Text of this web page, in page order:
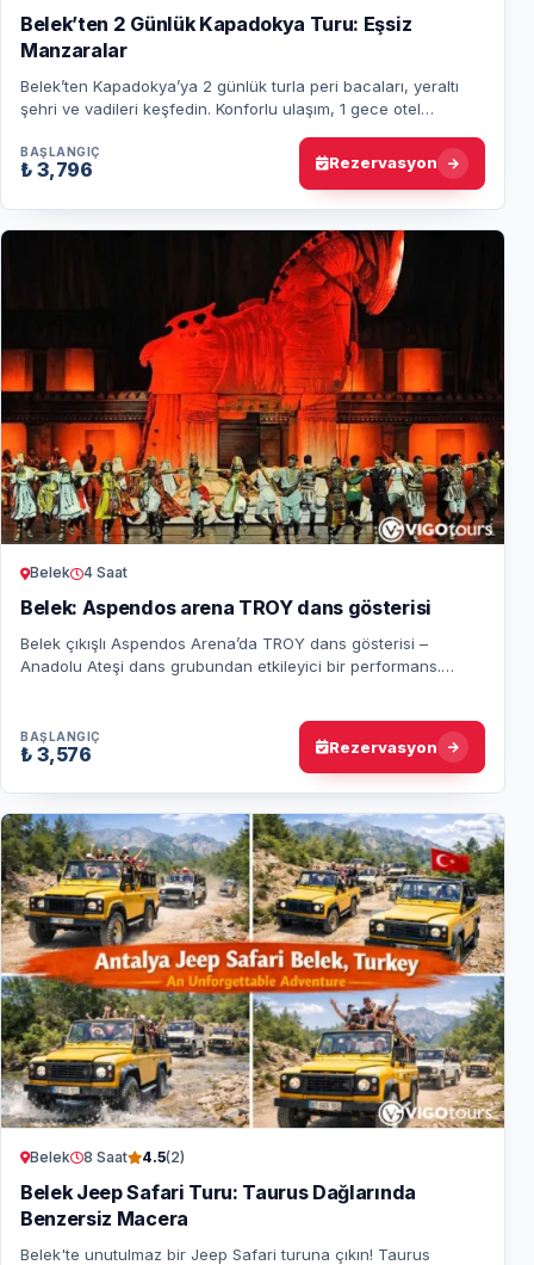
Belek’ten 2 Günlük Kapadokya Turu: Eşsiz
Manzaralar
Belek’ten Kapadokya’ya 2 günlük turla peri bacaları, yeraltı
şehri ve vadileri keşfedin. Konforlu ulaşım, 1 gece otel
BAŞLANGIÇ
₺ 3,796 Rezervasyon
Belek 4 Saat
Belek: Aspendos arena TROY dans gösterisi
Belek çıkışlı Aspendos Arena’da TROY dans gösterisi –
Anadolu Ateşi dans grubundan etkileyici bir performans.
BAŞLANGIÇ
₺ 3,576 Rezervasyon
Belek 8 Saat 4.5(2)
Belek Jeep Safari Turu: Taurus Dağlarında
Benzersiz Macera
Belek'te unutulmaz bir Jeep Safari turuna çıkın! Taurus